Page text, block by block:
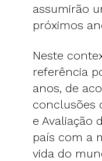
assumirão
próximos
Neste
referência
anos, de
conclusões
e Avaliação
país com a
vida do